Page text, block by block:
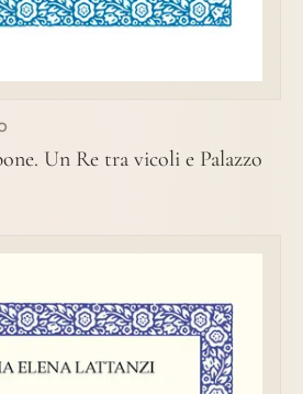
Un Re tra vicoli e Palazzo